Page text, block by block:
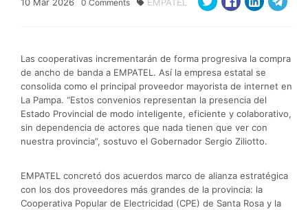
10 Mar 2026 0 Comments EMPATEL
Las cooperativas incrementarán de forma progresiva la compra
de ancho de banda a EMPATEL. Así la empresa estatal se
consolida como el principal proveedor mayorista de internet en
La Pampa. “Estos convenios representan la presencia del
Estado Provincial de modo inteligente, eficiente y colaborativo,
sin dependencia de actores que nada tienen que ver con
nuestra provincia”, sostuvo el Gobernador Sergio Ziliotto.
EMPATEL concretó dos acuerdos marco de alianza estratégica
con los dos proveedores más grandes de la provincia: la
Cooperativa Popular de Electricidad (CPE) de Santa Rosa y la